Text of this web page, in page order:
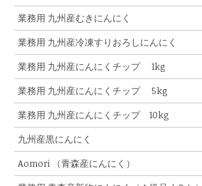
業務用 九州産むきにんにく
業務用 九州産冷凍すりおろしにんにく
業務用 九州産にんにくチップ 1kg
業務用 九州産にんにくチップ 5kg
業務用 九州産にんにくチップ 10kg
九州産黒にんにく
Aomori （青森産にんにく）